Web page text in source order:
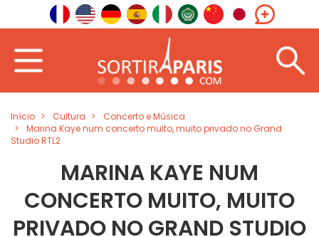
Início Cultura
Concerto e Música
Marina Kaye num concerto muito, muito privado no Grand
Studio RTL2
MARINA KAYE NUM
CONCERTO MUITO, MUITO
PRIVADO NO GRAND STUDIO